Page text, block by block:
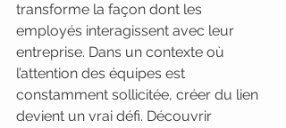
transforme la façon dont les
employés interagissent avec leur
entreprise. Dans un contexte où
l’attention des équipes est
constamment sollicitée, créer du lien
devient un vrai défi. Découvrir